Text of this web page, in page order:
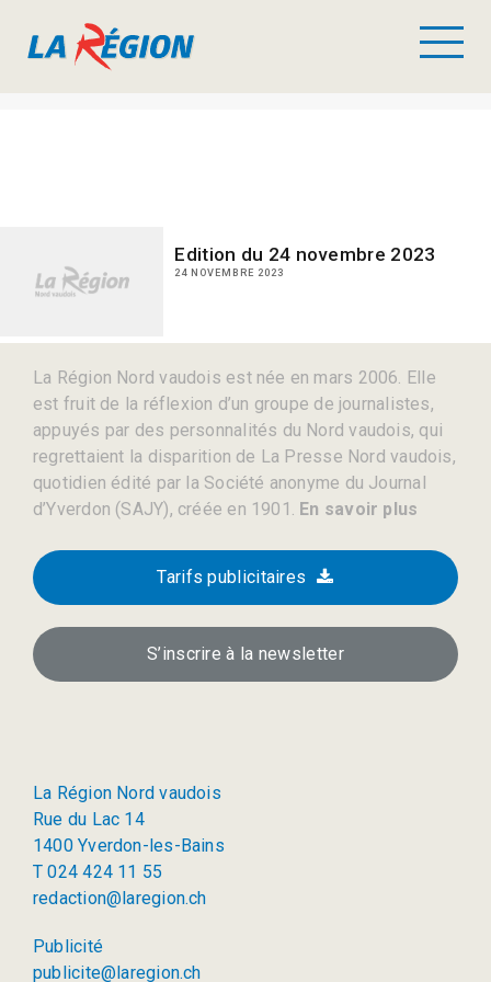
Edition du 24 novembre 2023
24 NOVEMBRE 2023
La Région Nord vaudois est née en mars 2006. Elle
est fruit de la réflexion d’un groupe de journalistes,
appuyés par des personnalités du Nord vaudois, qui
regrettaient la disparition de La Presse Nord vaudois,
quotidien édité par la Société anonyme du Journal
d’Yverdon (SAJY), créée en 1901. En savoir plus
Tarifs publicitaires
S’inscrire à la newsletter
La Région Nord vaudois
Rue du Lac 14
1400 Yverdon-les-Bains
T 024 424 11 55
redaction@laregion.ch
Publicité
publicite@laregion.ch